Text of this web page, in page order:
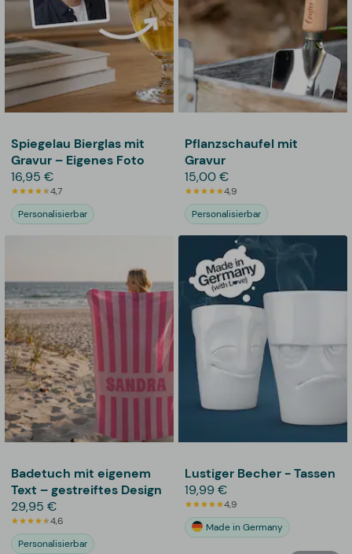
Spiegelau Bierglas mit
Gravur – Eigenes Foto
16,95 €
4,7
Personalisierbar
Pflanzschaufel mit
Gravur
15,00 €
4,9
Personalisierbar
Badetuch mit eigenem
Text – gestreiftes Design
29,95 €
4,6
Personalisierbar
Lustiger Becher - Tassen
19,99 €
4,9
Made in Germany